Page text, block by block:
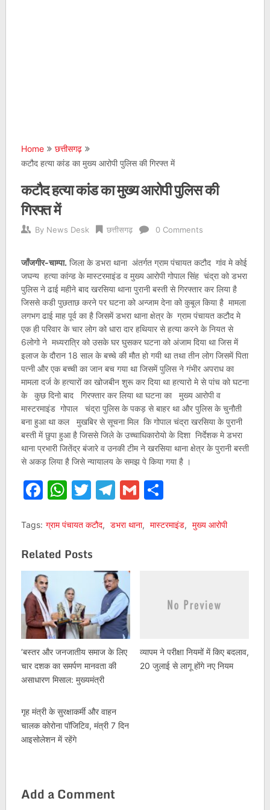
Home
छत्तीसगढ़
कटौद हत्या कांड का मुख्य आरोपी पुलिस की गिरफ्त में
कटौद हत्या कांड का मुख्य आरोपी पुलिस की
गिरफ्त में
By News Desk छत्तीसगढ़ 0 Comments
जाँजगीर-चाम्पा. जिला के डभरा थाना अंतर्गत ग्राम पंचायत कटौद गांव मे कोई
जघन्य हत्या कांन्ड के मास्टरमाइंड व मुख्य आरोपी गोपाल सिंह चंद्रा को डभरा
पुलिस ने ढाई महीने बाद खरसिया थाना पुरानी बस्ती से गिरफ्तार कर लिया है
जिससे कडी पुछताछ करने पर घटना को अन्जाम देना को कुबूल किया है मामला
लगभग ढाई माह पूर्व का है जिसमें डभरा थाना क्षेत्र के ग्राम पंचायत कटौद मे
एक ही परिवार के चार लोग को धारा दार हथियार से हत्या करने के नियत से
6लोगो ने मध्यरात्रि को उसके घर घुसकर घटना को अंजाम दिया था जिस में
इलाज के दौरान 18 साल के बच्चे की मौत हो गयी था तथा तीन लोग जिसमें पिता
पत्नी और एक बच्ची का जान बच गया था जिसमें पुलिस ने गंभीर अपराध का
मामला दर्ज के हत्यारों का खोजबीन शुरू कर दिया था हत्यारो मे से पांच को घटना
के कुछ दिनो बाद गिरफ्तार कर लिया था घटना का मुख्य आरोपी व
मास्टरमाइंड गोपाल चंद्रा पुलिस के पकड़ से बाहर था और पुलिस के चुनौती
बना हुआ था कल मुखबिर से सूचना मिल कि गोपाल चंद्रा खरसिया के पुरानी
बस्ती में छुपा हुआ है जिससे जिले के उच्चाधिकारोयो के दिशा निर्देशक मे डभरा
थाना प्रभारी जितेंद्र बंजारे व उनकी टीम ने खरसिया थाना क्षेत्र के पुरानी बस्ती
से अकड़ लिया है जिसे न्यायालय के समझ पे किया गया है ।
Facebook
WhatsApp
Twitter
Telegram
GmailShare
Tags: ग्राम पंचायत कटौद, डभरा थाना, मास्टरमाइंड, मुख्य आरोपी
Related Posts
’बस्तर और जनजातीय समाज के लिए
चार दशक का समर्पण मानवता की
असाधारण मिसाल: मुख्यमंत्री
व्यापम ने परीक्षा नियमों में किए बदलाव,
20 जुलाई से लागू होंगे नए नियम
गृह मंत्री के सुरक्षाकर्मी और वाहन
चालक कोरोना पॉजिटिव, मंत्री 7 दिन
आइसोलेशन में रहेंगे
Add a Comment